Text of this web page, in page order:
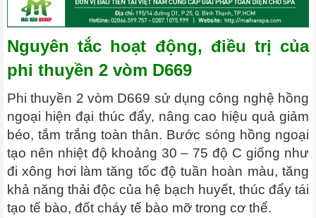
Nguyên tắc hoạt động, điều trị của
phi thuyền 2 vòm D669
Phi thuyền 2 vòm D669 sử dụng công nghệ hồng
ngoại hiện đại thúc đẩy, nâng cao hiệu quả giảm
béo, tắm trắng toàn thân. Bước sóng hồng ngoại
tạo nên nhiệt độ khoảng 30 – 75 độ C giống như
đi xông hơi làm tăng tốc độ tuần hoàn màu, tăng
khả năng thải độc của hệ bạch huyết, thúc đẩy tái
tạo tế bào, đốt cháy tế bào mỡ trong cơ thể.